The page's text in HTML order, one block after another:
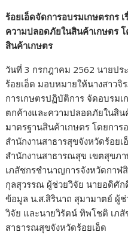
ร้อยเอ็ดจัดการอบรมเกษตรกร
ความปลอดภัยในสินค้าเกษตร
สินค้าเกษตร
วันที่3 กรกฎาคม 2562นายปร
ร้อยเอ็ด มอบหมายให้นางสาวจิ
การเกษตรปฏิบัติการ จัดอบรมเ
ตกค้างและความปลอดภัยในสิ
มาตรฐานสินค้าเกษตร โดยการ
สำนักงานสาธารสุขจังหวัดร้อย
สำนักงานสาธารณสุข เขตสุขภ
เภสัชกรชำนาญการจังหวัดกา
กุลสุวรรณ ผู้ช่วยวิจัย นายอดิศั
ข้อมูล น.ส.สิรินาถ สุมามาตย์ ผู้
วิจัย และนายวิรัตน์ ทิพโชติ เภ
สาธารณสุขจังหวัดร้อยเอ็ด